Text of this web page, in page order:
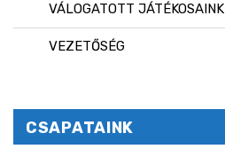
VÁLOGATOTT JÁTÉKOSAINK
VEZETŐSÉG
CSAPATAINK